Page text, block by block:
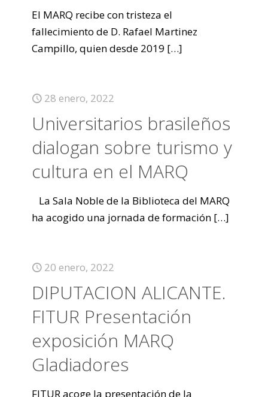
El MARQ recibe con tristeza el
fallecimiento de D. Rafael Martinez
Campillo, quien desde 2019 […]
28 enero, 2022
Universitarios brasileños
dialogan sobre turismo y
cultura en el MARQ
La Sala Noble de la Biblioteca del MARQ
ha acogido una jornada de formación […]
20 enero, 2022
DIPUTACION ALICANTE.
FITUR Presentación
exposición MARQ
Gladiadores
FITUR acoge la presentación de la